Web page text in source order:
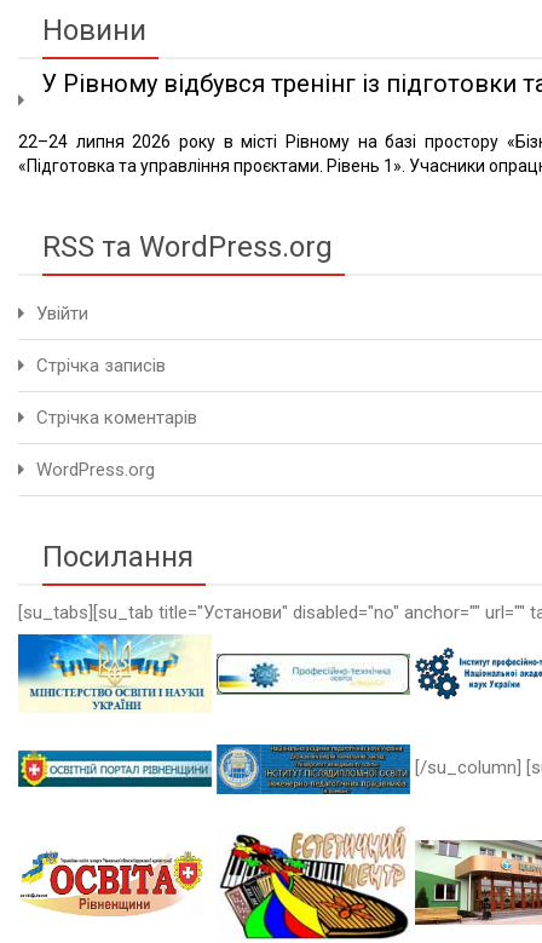
Новини
У Рівному відбувся тренінг із підготовки
22–24 липня 2026 року в місті Рівному на базі простору
«Підготовка та управління проєктами. Рівень 1». Учасники
RSS та WordPress.org
Увійти
Стрічка записів
Стрічка коментарів
WordPress.org
Посилання
[su_tabs][su_tab title="Установи" disabled="no" anchor=""
[/su_column]